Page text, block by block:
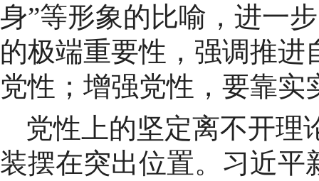
身”等形象的比喻，进一
的极端重要性，强调推
党性；增强党性，要靠实
党性上的坚定离不开理
装摆在突出位置。习近平